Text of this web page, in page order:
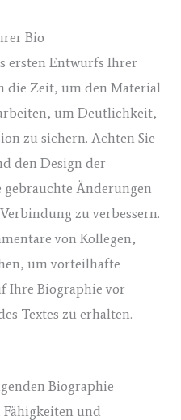
Bio
ersten Entwurfs Ihrer
die Zeit, um den Material
um Deutlichkeit,
zu sichern. Achten Sie
den Design der
Änderungen
zu verbessern.
von Kollegen,
um vorteilhafte
Ihre Biographie vor
Textes zu erhalten.
Biographie
und